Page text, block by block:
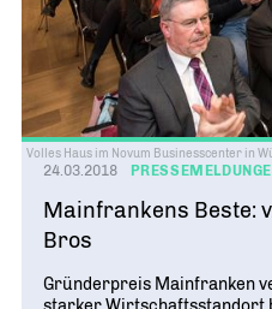
24.03.2018
Mainfrankens Beste:
Bros
Gründerpreis Mainfranken